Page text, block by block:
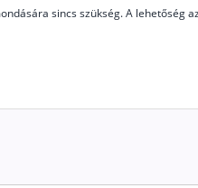
sincs szükség. A lehetőség